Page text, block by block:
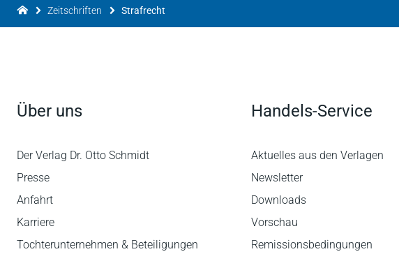
Zeitschriften Strafrecht
Über uns
Der Verlag Dr. Otto Schmidt
Presse
Anfahrt
Karriere
Tochterunternehmen & Beteiligungen
Handels-Service
Aktuelles aus den Verlagen
Newsletter
Downloads
Vorschau
Remissionsbedingungen